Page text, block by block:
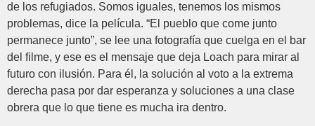
de los refugiados. Somos iguales, tenemos los mismos
problemas, dice la película. “El pueblo que come junto
permanece junto”, se lee una fotografía que cuelga en el bar
del filme, y ese es el mensaje que deja Loach para mirar al
futuro con ilusión. Para él, la solución al voto a la extrema
derecha pasa por dar esperanza y soluciones a una clase
obrera que lo que tiene es mucha ira dentro.